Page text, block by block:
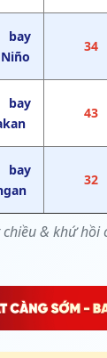
chiều & khứ
bay
34
bay
43
bay
32